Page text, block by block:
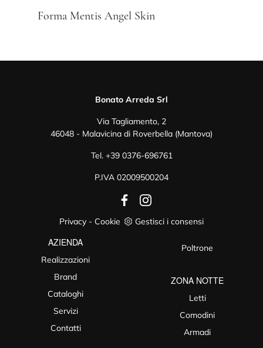
Forma Mentis Angel Skin
Bonato Arreda Srl
Via Tagliamento, 2
46048 - Malavicina di Roverbella (Mantova)
Tel. +39 0376-696761
P.IVA 02009500204
Privacy - Cookie Gestisci i consensi
AZIENDA
Realizzazioni
Brand
Cataloghi
Servizi
Contatti
Poltrone
ZONA NOTTE
Letti
Comodini
Armadi